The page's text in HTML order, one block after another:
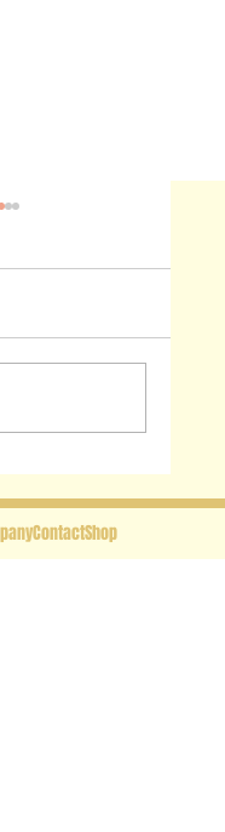
ContactShop
スト、配役、上演